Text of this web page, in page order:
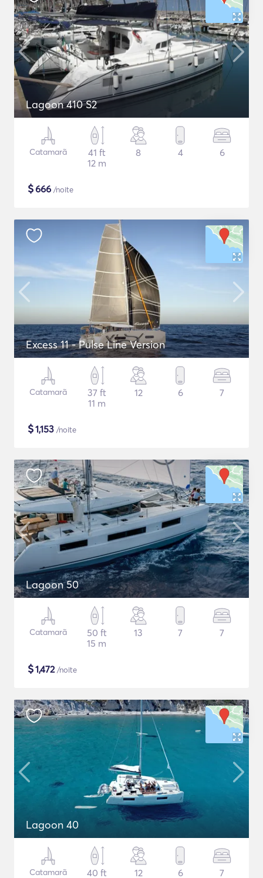
Lagoon 410 S2
Catamarã
41 ft
12 m
8 4 6
$666 /noite
Excess 11 - Pulse Line Version
Catamarã
37 ft
11 m
12 6 7
$1,153 /noite
Lagoon 50
Catamarã
50 ft
15 m
13 7 7
$1,472/noite
Lagoon 40
Catamarã
40 ft
12 6 7